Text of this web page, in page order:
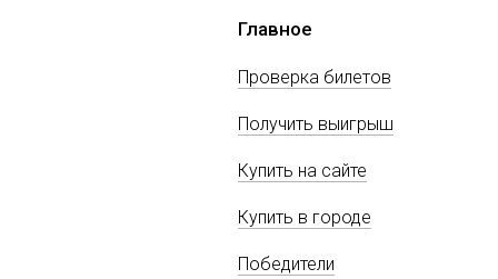
Главное
Проверка билетов
Получить выигрыш
Купить на сайте
Купить в городе
Победители